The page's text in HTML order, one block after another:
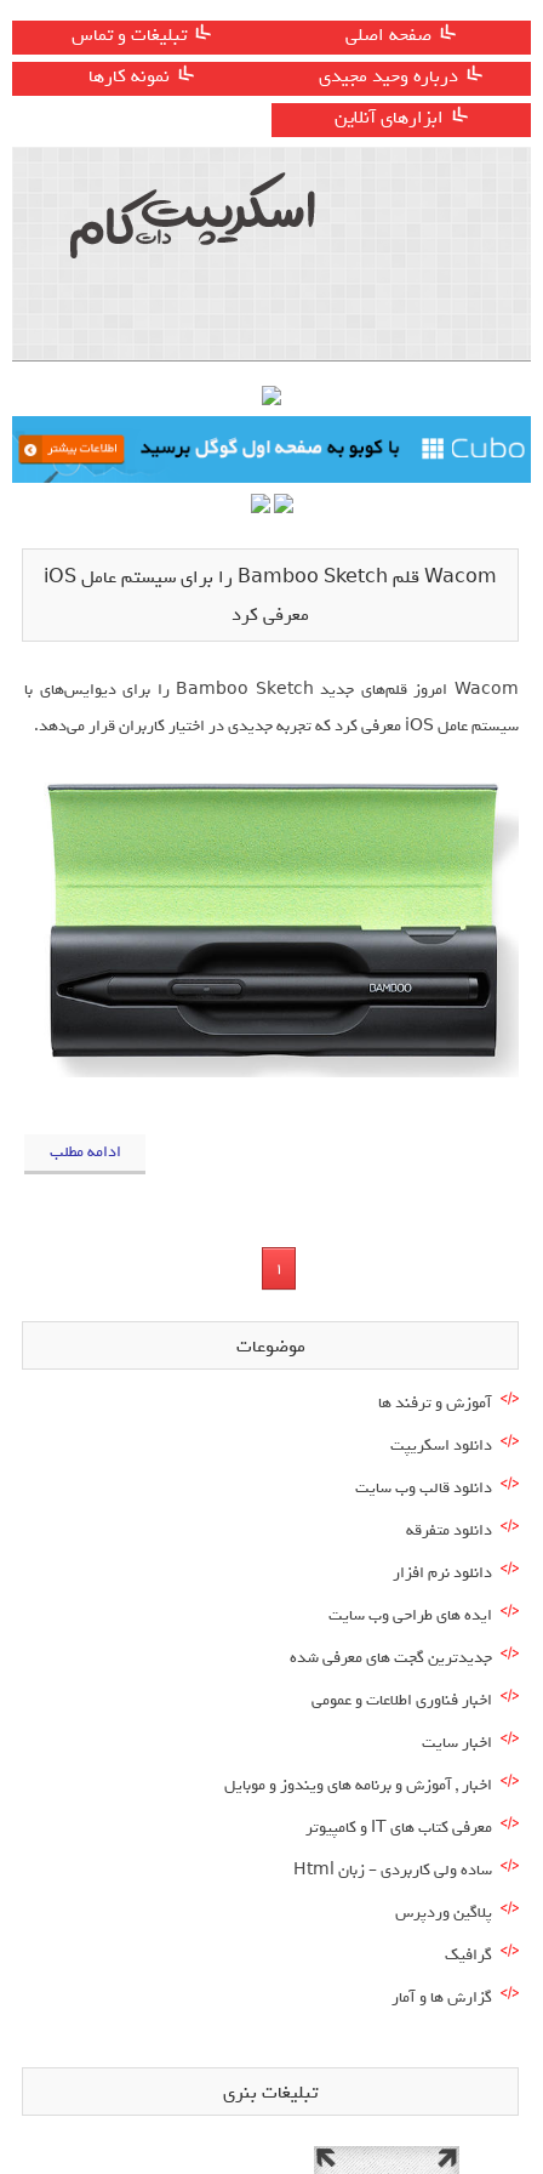
صفحه اصلی
تبلیغات و تماس
درباره وحید مجیدی
نمونه کارها
ابزارهای آنلاین
Wacom قلم Bamboo Sketch را برای سیستم عامل iOS
معرفی کرد
Wacom امروز قلم‌های جدید Bamboo Sketch را برای دیوایس‌های با
سیستم عامل iOS معرفی کرد که تجربه جدیدی در اختیار کاربران قرار می‌دهد.
ادامه مطلب
1
موضوعات
آموزش و ترفند ها
دانلود اسکریپت
دانلود قالب وب سایت
دانلود متفرقه
دانلود نرم افزار
ایده های طراحی وب سایت
جدیدترین گجت های معرفی شده
اخبار فناوری اطلاعات و عمومی
اخبار سایت
اخبار , آموزش و برنامه های ویندوز و موبایل
معرفی کتاب های IT و کامپیوتر
ساده ولی کاربردی – زبان Html
پلاگین وردپرس
گرافیک
گزارش ها و آمار
تبلیغات بنری